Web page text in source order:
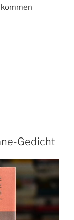
Gedicht